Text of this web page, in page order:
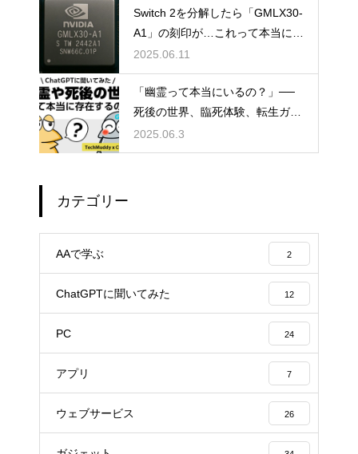
Switch 2を分解したら「GMLX30-
A1」の刻印が…これって本当にT
egraなの？
2025.06.11
「幽霊って本当にいるの？」──
死後の世界、臨死体験、転生ガチ
ャ説まで真相に迫る雑談考察
2025.06.3
カテゴリー
AAで学ぶ 2
ChatGPTに聞いてみた 12
PC 24
アプリ 7
ウェブサービス 26